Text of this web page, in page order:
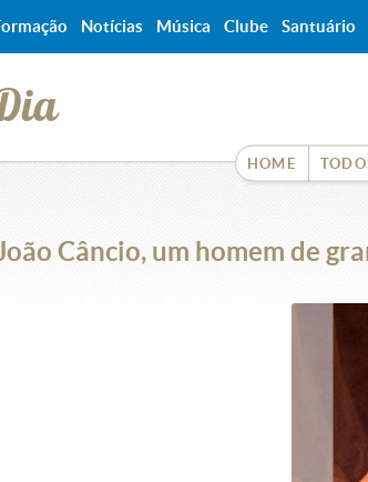
HOME
Câncio, um homem de
Notícias Música Clube Santuário